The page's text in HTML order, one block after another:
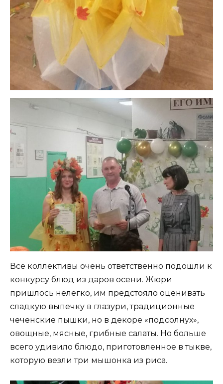
Все коллективы очень ответственно подошли к
конкурсу блюд из даров осени. Жюри
пришлось нелегко, им предстояло оценивать
сладкую выпечку в глазури, традиционные
чеченские пышки, но в декоре «подсолнух»,
овощные, мясные, грибные салаты. Но больше
всего удивило блюдо, приготовленное в тыкве,
которую везли три мышонка из риса.